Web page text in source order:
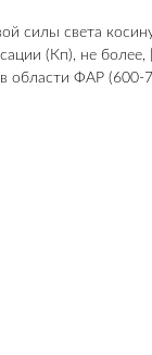
силы света
(Кп), не
области ФАР